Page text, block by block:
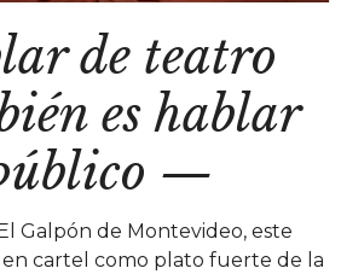
de teatro
es hablar
—
Galpón de Montevideo, este
cartel como plato fuerte de la